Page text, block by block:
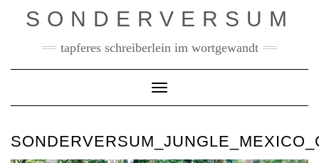
SONDERVERSUM
tapferes schreiberlein im wortgewandt
Toggle Navigation